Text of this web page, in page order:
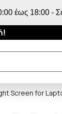
έως 18:00 -
Screen for